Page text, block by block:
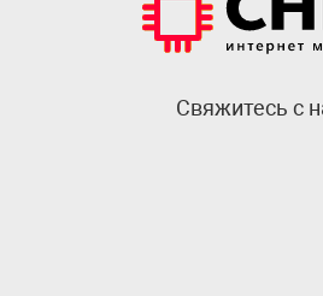
Cвяжитесь с